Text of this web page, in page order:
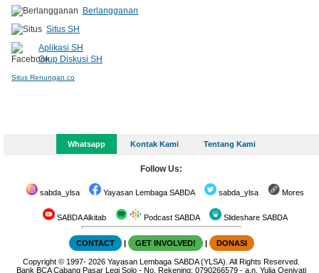
Berlangganan
Situs SH
Aplikasi SH
Grup Diskusi SH
Situs Renungan.co
Whatsapp Kontak Kami Tentang Kami
Follow Us:
sabda_ylsa Yayasan Lembaga SABDA sabda_ylsa Mores
SABDA Alkitab Podcast SABDA Slideshare SABDA
CONTACT | GET INVOLVED! | DONASI
Copyright © 1997-2026Yayasan Lembaga SABDA (YLSA). All Rights Reserved.
Bank BCA Cabang Pasar Legi Solo - No. Rekening: 0790266579 - a.n. Yulia Oeniyati